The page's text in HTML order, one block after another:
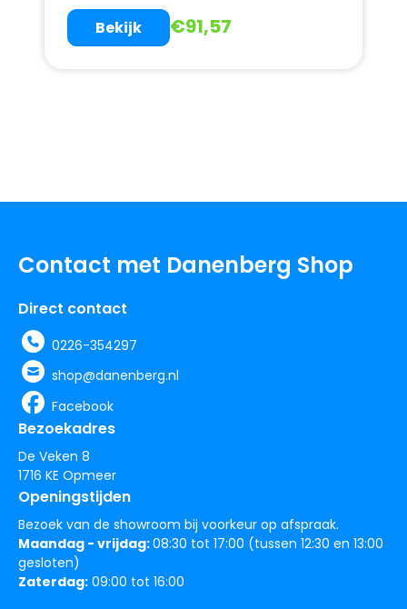
€91,57
Bekijk
Contact met Danenberg Shop
Direct contact
0226-354297
shop@danenberg.nl
Facebook
Bezoekadres
De Veken 8
1716 KE Opmeer
Openingstijden
Bezoek van de showroom bij voorkeur op afspraak.
Maandag - vrijdag:08:30 tot 17:00 (tussen 12:30 en 13:00
gesloten)
Zaterdag: 09:00 tot 16:00